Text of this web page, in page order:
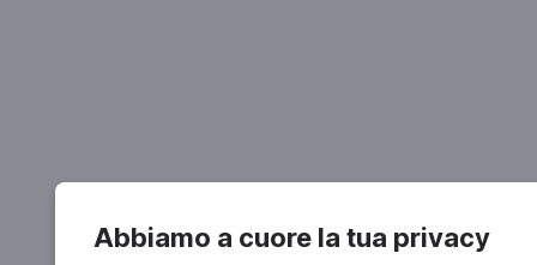
Abbiamo a cuore la tua privacy